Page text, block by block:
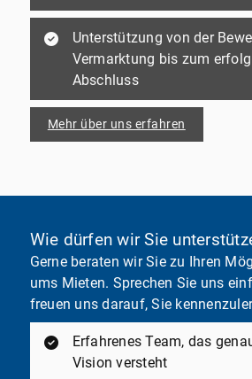
Unterstützung von der
Vermarktung bis zum
Abschluss
Mehr über uns erfahren
Wie dürfen wir Sie
Gerne beraten wir Sie zu Ihren
ums Mieten. Sprechen Sie uns
freuen uns darauf, Sie
Erfahrenes Team, das
Vision versteht